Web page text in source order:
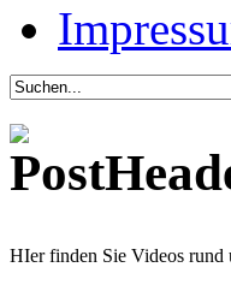
HIer finden Sie Videos rund